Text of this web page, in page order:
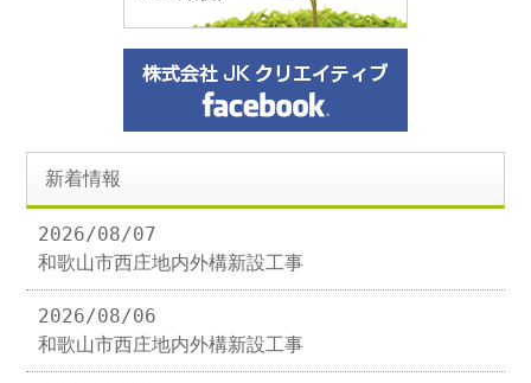
新着情報
2026/08/07
和歌山市西庄地内外構新設工事
2026/08/06
和歌山市西庄地内外構新設工事